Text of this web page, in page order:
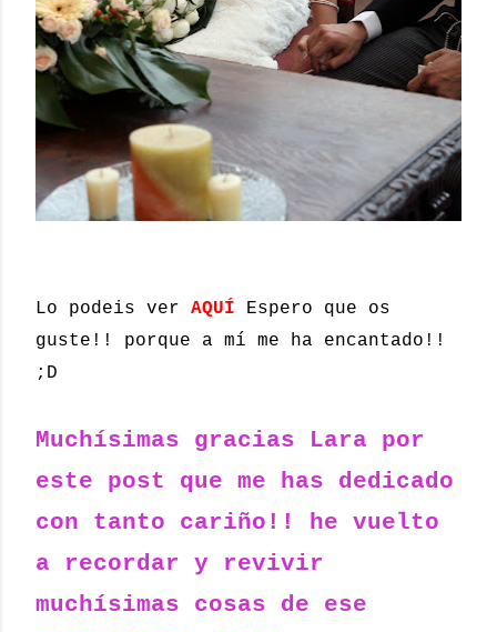
Lo podeis ver AQUÍ Espero que os
guste!! porque a mí me ha encantado!!
;D
Muchísimas gracias Lara por
este post que me has dedicado
con tanto cariño!! he vuelto
a recordar y revivir
muchísimas cosas de ese